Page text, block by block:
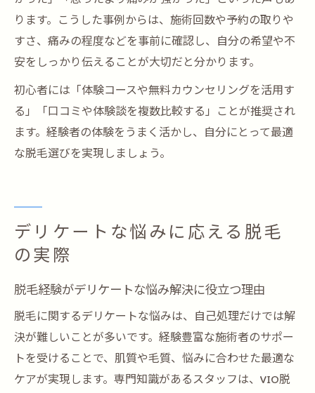
ります。こうした事例からは、施術回数や予約の取りや
すさ、痛みの程度などを事前に確認し、自分の希望や不
安をしっかり伝えることが大切だと分かります。
初心者には「体験コースや無料カウンセリングを活用す
る」「口コミや体験談を複数比較する」ことが推奨され
ます。経験者の体験をうまく活かし、自分にとって最適
な脱毛選びを実現しましょう。
デリケートな悩みに応える脱毛
の実際
脱毛経験がデリケートな悩み解決に役立つ理由
脱毛に関するデリケートな悩みは、自己処理だけでは解
決が難しいことが多いです。経験豊富な施術者のサポー
トを受けることで、肌質や毛質、悩みに合わせた最適な
ケアが実現します。専門知識があるスタッフは、VIO脱